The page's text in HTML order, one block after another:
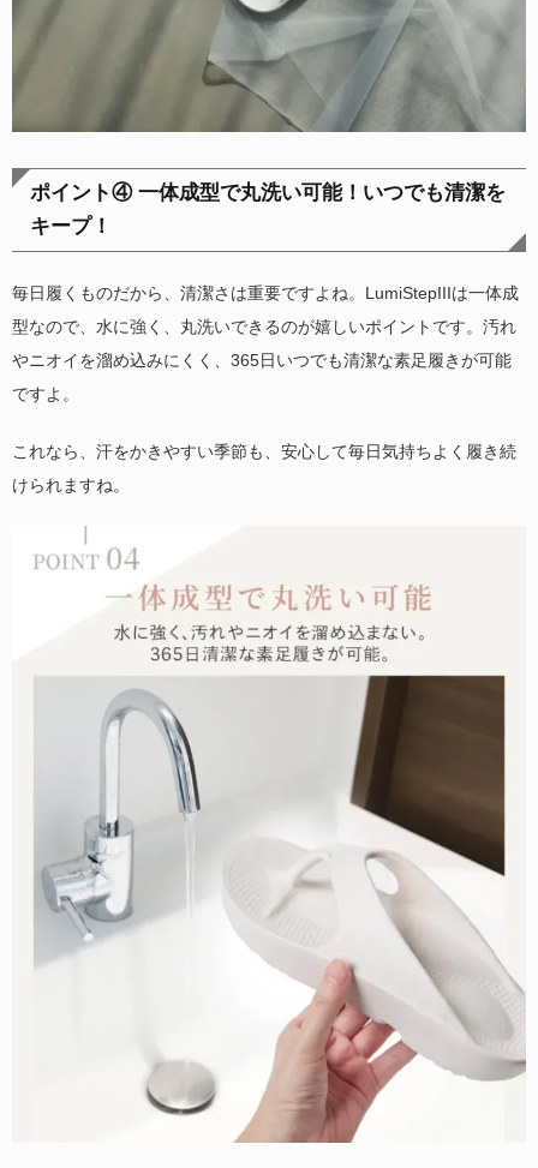
ポイント④ 一体成型で丸洗い可能！いつでも清潔を
キープ！
毎日履くものだから、清潔さは重要ですよね。LumiStepIIIは一体成
型なので、水に強く、丸洗いできるのが嬉しいポイントです。汚れ
やニオイを溜め込みにくく、365日いつでも清潔な素足履きが可能
ですよ。
これなら、汗をかきやすい季節も、安心して毎日気持ちよく履き続
けられますね。